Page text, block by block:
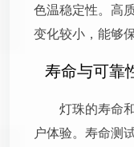
色温稳定性。高
变化较小，能够
寿命与可靠
灯珠的寿命
户体验。寿命测